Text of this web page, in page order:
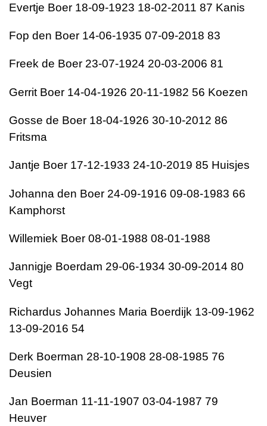
Evertje Boer 18-09-1923 18-02-2011 87 Kanis
Fop den Boer 14-06-1935 07-09-2018 83
Freek de Boer 23-07-1924 20-03-2006 81
Gerrit Boer 14-04-1926 20-11-1982 56 Koezen
Gosse de Boer 18-04-1926 30-10-2012 86
Fritsma
Jantje Boer 17-12-1933 24-10-2019 85 Huisjes
Johanna den Boer 24-09-1916 09-08-1983 66
Kamphorst
Willemiek Boer 08-01-1988 08-01-1988
Jannigje Boerdam 29-06-1934 30-09-2014 80
Vegt
Richardus Johannes Maria Boerdijk 13-09-1962
13-09-2016 54
Derk Boerman 28-10-1908 28-08-1985 76
Deusien
Jan Boerman 11-11-1907 03-04-1987 79
Heuver